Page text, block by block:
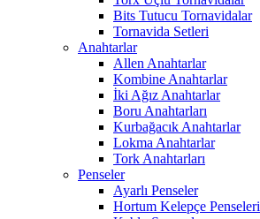
Bits Tutucu Tornavidalar
Tornavida Setleri
Anahtarlar
Allen Anahtarlar
Kombine Anahtarlar
İki Ağız Anahtarlar
Boru Anahtarları
Kurbağacık Anahtarlar
Lokma Anahtarlar
Tork Anahtarları
Penseler
Ayarlı Penseler
Hortum Kelepçe Penseleri